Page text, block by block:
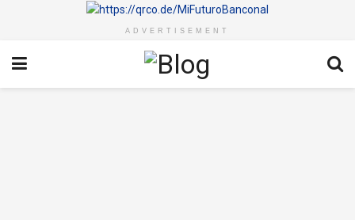
ADVERTISEMENT